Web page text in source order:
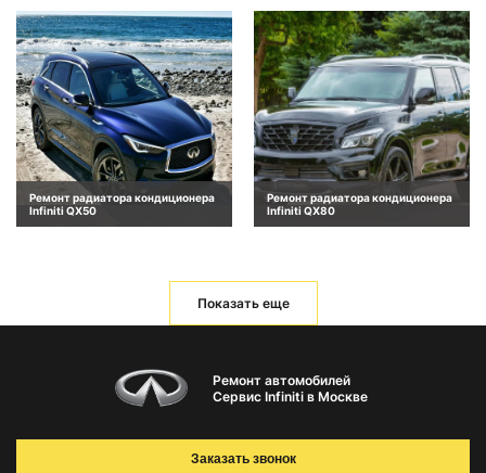
Ремонт радиатора кондиционера
Infiniti QX50
Ремонт радиатора кондиционера
Infiniti QX80
Показать еще
Ремонт автомобилей
Сервис Infiniti в Москве
Заказать звонок